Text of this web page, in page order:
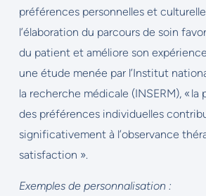
préférences personnelles et
l’élaboration du parcours de soin
du patient et améliore son
une étude menée par l’Institut
la recherche médicale (INSERM), « la
des préférences individuelles
significativement à l’observance
satisfaction ».
Exemples de personnalisation :